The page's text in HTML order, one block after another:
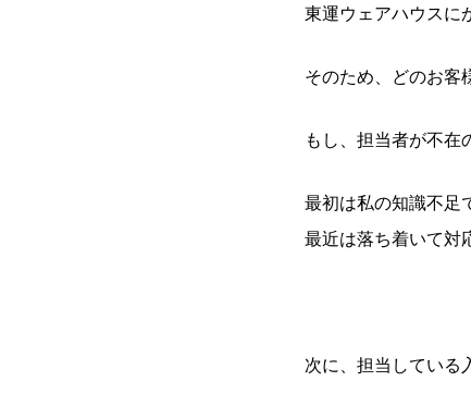
東運ウェアハウスに
そのため、どのお客
もし、担当者が不在
最初は私の知識不足
最近は落ち着いて対
次に、担当している